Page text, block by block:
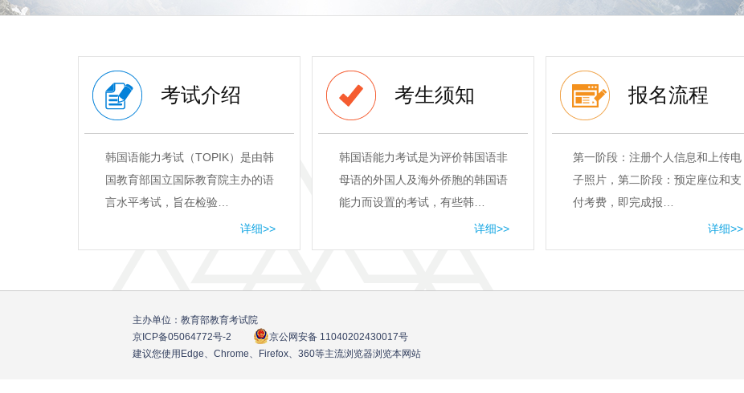
考试介绍
韩国语能力考试（TOPIK）是由韩
国教育部国立国际教育院主办的语
言水平考试，旨在检验…
详细>>
考生须知
韩国语能力考试是为评价韩国语非
母语的外国人及海外侨胞的韩国语
能力而设置的考试，有些韩…
详细>>
报名流程
第一阶段：注册个人信息和上传电
子照片，第二阶段：预定座位和支
付考费，即完成报…
详细>>
主办单位：教育部教育考试院
京ICP备05064772号-2
京公网安备 11040202430017号
建议您使用Edge、Chrome、Firefox、360等主流浏览器浏览本网站